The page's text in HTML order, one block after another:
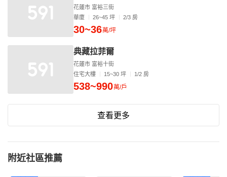
花蓮市 富裕三街
華廈
26~45 坪 2/3 房
30~36萬/坪
典藏拉菲爾
花蓮市 富裕十街
住宅大樓
15~30 坪 1/2 房
538~990萬/戶
查看更多
附近社區推薦